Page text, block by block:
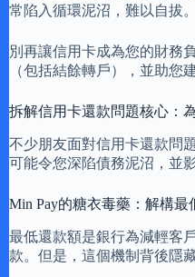
常陷入循環泥沼，難以自拔。
別再讓信用卡成為您的財務
（包括結餘轉戶），並助您
拆解信用卡還款問題核心：
不少朋友面對信用卡還款問
可能令您深陷債務泥沼，並
Min Pay的糖衣毒藥：解構最
最低還款額是銀行為減輕客
款。但是，這個機制背後隱